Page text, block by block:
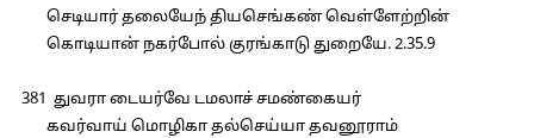
செடியார் தலையேந் தியசெங்கண் வெள்ளேற்றின்
கொடியான் நகர்போல் குரங்காடு துறையே. 2.35.9
381 துவரா டையர்வே டமலாச் சமண்கையர்
கவர்வாய் மொழிகா தல்செய்யா தவனூராம்